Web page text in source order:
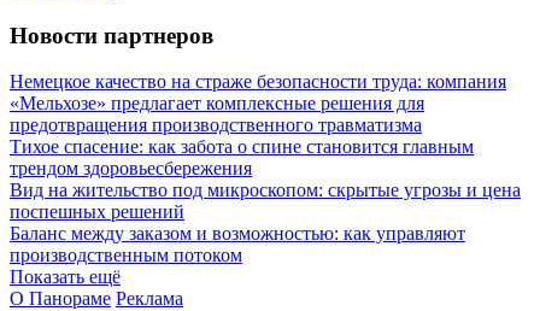
Новости партнеров
Немецкое качество на страже безопасности труда: компания
«Мельхозе» предлагает комплексные решения для
предотвращения производственного травматизма
Тихое спасение: как забота о спине становится главным
трендом здоровьесбережения
Вид на жительство под микроскопом: скрытые угрозы и цена
поспешных решений
Баланс между заказом и возможностью: как управляют
производственным потоком
Показать ещё
О Панораме Реклама